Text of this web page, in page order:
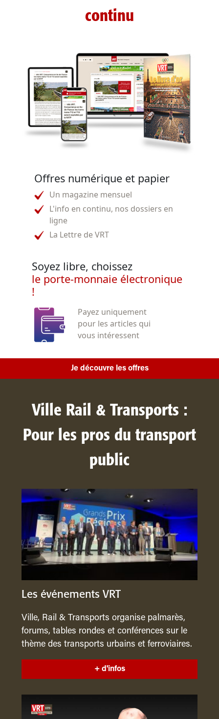
continu
Offres numérique et papier
Un magazine mensuel
L'info en continu, nos dossiers en
ligne
La Lettre de VRT
Soyez libre, choissez
le porte-monnaie électronique
!
Payez uniquement
pour les articles qui
vous intéressent
Je découvre les offres
Ville Rail & Transports :
Pour les pros du transport
public
Les événements VRT
Ville, Rail & Transports organise palmarès,
forums, tables rondes et conférences sur le
thème des transports urbains et ferroviaires.
+ d'infos